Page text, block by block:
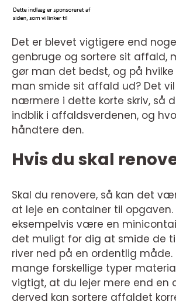
Det er blevet vigtigere end
genbruge og sortere sit affald,
gør man det bedst, og på
man smide sit affald ud? Det
nærmere i dette korte skriv, så
indblik i affaldsverdenen, og
håndtere den.
Hvis du skal
Skal du renovere, så kan det
at leje en container til opgaven.
eksempelvis være en
det muligt for dig at smide de
river ned på en ordentlig måde.
mange forskellige typer
vigtigt, at du lejer mere end en
derved kan sortere affaldet